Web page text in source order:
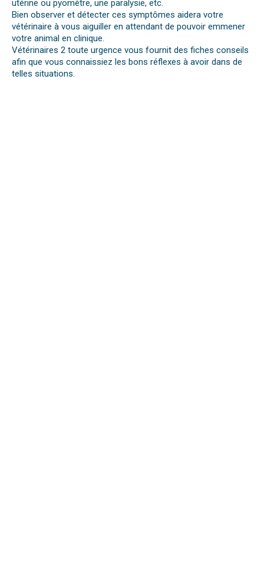
utérine ou pyomètre, une paralysie, etc.
Bien observer et détecter ces symptômes aidera votre
vétérinaire à vous aiguiller en attendant de pouvoir emmener
votre animal en clinique.
Vétérinaires 2 toute urgence vous fournit des fiches conseils
afin que vous connaissiez les bons réflexes à avoir dans de
telles situations.